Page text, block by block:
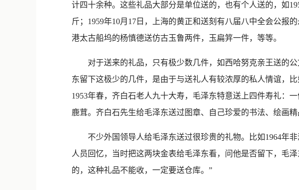
计四十余种。这些礼品大部分是单位送的，也有个人送的，如
斤；1959年10月17日，上海的黄正和送刻有八届八中全会公报
港太古船坞的杨慎德送仿古玉鲁两件，玉扁笄一件，等等。
对于送来的礼品，只有极少数几件，如西哈努克亲王送的公
东留下这极少的几件，是由于与送礼人有较浓厚的私人情谊，
1953年春，齐白石老人九十大寿，毛泽东特意送上四件寿礼：
鹿茸。齐白石先生给毛泽东送过图章、自己珍爱的书法、绘画
不少外国领导人给毛泽东送过很珍贵的礼物。比如1964年非
人员回忆，当时把这两块金表给毛泽东看，问他是否留下，毛
的，这种礼品不能收，一定要送仓库。”